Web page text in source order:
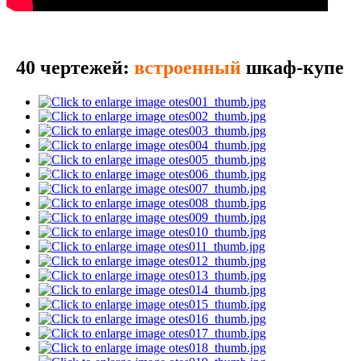
40 чертежей: встроенный шкаф-купе